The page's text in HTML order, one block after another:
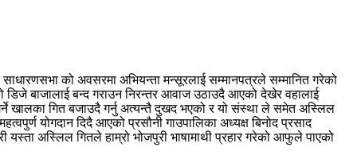
को अवसरमा अभियन्ता मन्सूरलाई सम्मानपत्रले सम्मानित गरेको
बाजालाई बन्द गराउन निरन्तर आवाज उठाउदै आएको देखेर वहालाई
खालका गित बजाउदै गर्नु अत्यन्तै दुखद भएको र यो संस्था ले समेत अस्लिल
योगदान दिदै आएको प्रसौनी गाउपालिका अध्यक्ष बिनोद प्रसाद
अस्लिल गितले हाम्रो भोजपुरी भाषामाथी प्रहार गरेको आफुले पाएको